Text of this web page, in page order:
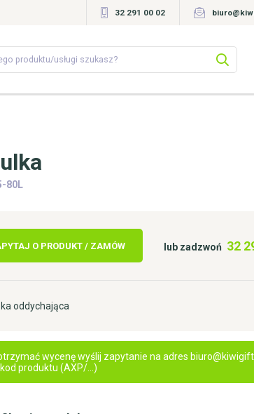
32 291 00 02
80L
O PRODUKT / ZAMÓW lub zadzwoń 32
oddychająca
wycenę wyślij zapytanie na adres
produktu (AXP/...)